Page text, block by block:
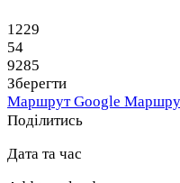
1229
54
9285
Зберегти
Маршрут Google
Поділитись
Дата та час